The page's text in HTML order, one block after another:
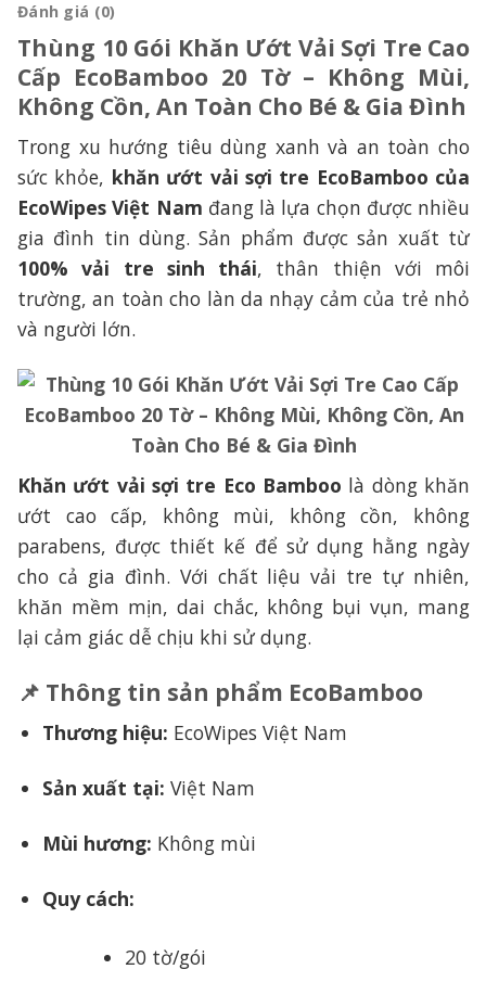
Đánh giá (0)
Thùng 10 Gói Khăn Ướt Vải Sợi Tre Cao
Cấp EcoBamboo 20 Tờ – Không Mùi,
Không Cồn, An Toàn Cho Bé & Gia Đình
Trong xu hướng tiêu dùng xanh và an toàn cho
sức khỏe, khăn ướt vải sợi tre EcoBamboo của
EcoWipes Việt Nam đang là lựa chọn được nhiều
gia đình tin dùng. Sản phẩm được sản xuất từ
100% vải tre sinh thái, thân thiện với môi
trường, an toàn cho làn da nhạy cảm của trẻ nhỏ
và người lớn.
Khăn ướt vải sợi tre Eco Bamboo là dòng khăn
ướt cao cấp, không mùi, không cồn, không
parabens, được thiết kế để sử dụng hằng ngày
cho cả gia đình. Với chất liệu vải tre tự nhiên,
khăn mềm mịn, dai chắc, không bụi vụn, mang
lại cảm giác dễ chịu khi sử dụng.
📌 Thông tin sản phẩm EcoBamboo
Thương hiệu: EcoWipes Việt Nam
Sản xuất tại: Việt Nam
Mùi hương: Không mùi
Quy cách:
20 tờ/gói